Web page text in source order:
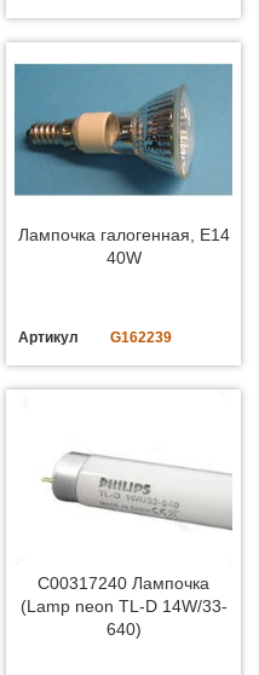
Лампочка галогенная, E14
40W
Артикул G162239
C00317240 Лампочка
(Lamp neon TL-D 14W/33-
640)